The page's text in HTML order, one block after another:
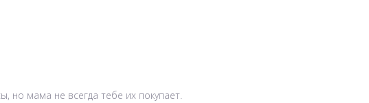
но мама не всегда тебе их покупает.